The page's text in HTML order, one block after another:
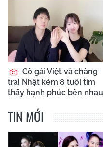
Cô gái Việt và chàng
trai Nhật kém 8 tuổi tìm
thấy hạnh phúc bên nhau
TIN MỚI